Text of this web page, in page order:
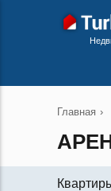
Главная ›